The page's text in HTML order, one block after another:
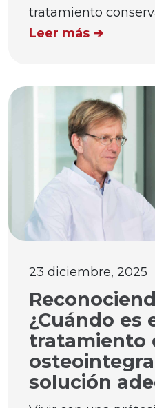
tratamiento
Leer más ➔
23 diciembre, 2025
¿Cuándo es
tratamiento
solución